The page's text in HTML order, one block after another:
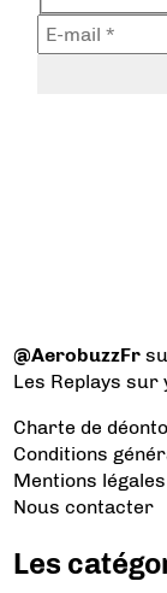
@AerobuzzFr
Les Replays sur
Charte de
Conditions
Mentions légales
Nous contacter
Les